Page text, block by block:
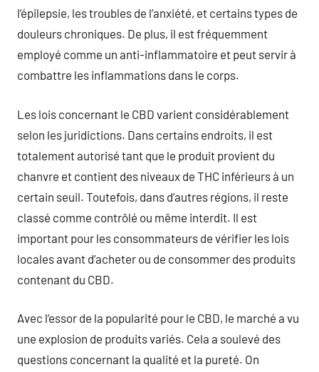
l’épilepsie, les troubles de l’anxiété, et certains types de
douleurs chroniques. De plus, il est fréquemment
employé comme un anti-inflammatoire et peut servir à
combattre les inflammations dans le corps.
Les lois concernant le CBD varient considérablement
selon les juridictions. Dans certains endroits, il est
totalement autorisé tant que le produit provient du
chanvre et contient des niveaux de THC inférieurs à un
certain seuil. Toutefois, dans d’autres régions, il reste
classé comme contrôlé ou même interdit. Il est
important pour les consommateurs de vérifier les lois
locales avant d’acheter ou de consommer des produits
contenant du CBD.
Avec l’essor de la popularité pour le CBD, le marché a vu
une explosion de produits variés. Cela a soulevé des
questions concernant la qualité et la pureté. On